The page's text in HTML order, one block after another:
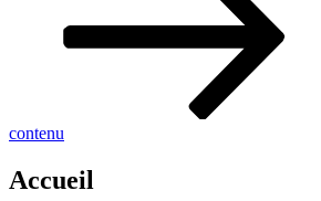
contenu
Accueil